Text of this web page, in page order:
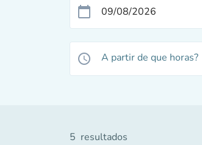
calendar_today
access_time A partir de que horas?
5 resultados